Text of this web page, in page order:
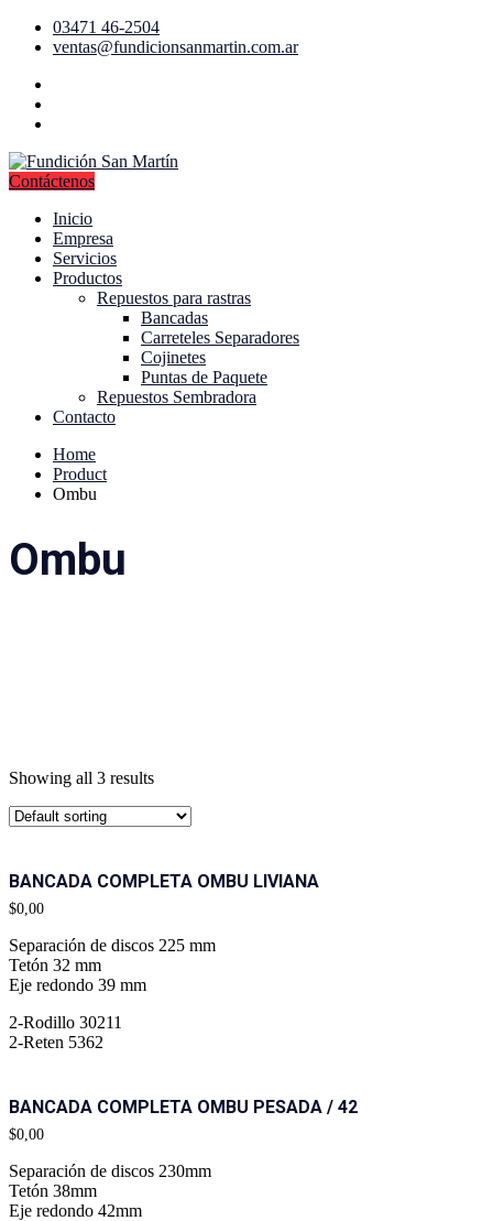
03471 46-2504
ventas@fundicionsanmartin.com.ar
Contáctenos
Inicio
Empresa
Servicios
Productos
Repuestos para rastras
Bancadas
Carreteles Separadores
Cojinetes
Puntas de Paquete
Repuestos Sembradora
Contacto
Home
Product
Ombu
Ombu
Showing all 3 results
BANCADA COMPLETA OMBU LIVIANA
$0,00
Separación de discos 225 mm
Tetón 32 mm
Eje redondo 39 mm
2-Rodillo 30211
2-Reten 5362
BANCADA COMPLETA OMBU PESADA / 42
$0,00
Separación de discos 230mm
Tetón 38mm
Eje redondo 42mm